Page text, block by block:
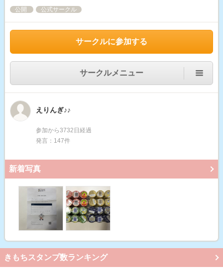
公開 公式サークル
サークルに参加する
サークルメニュー
えりんぎ♪♪
参加から3732日経過
発言：147件
新着写真
きもちスタンプ数ランキング